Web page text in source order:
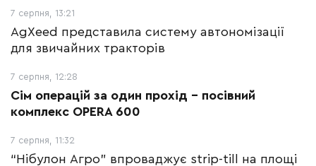
7 серпня, 13:21
AgXeed представила систему автономізації
для звичайних тракторів
7 серпня, 12:28
Сім операцій за один прохід – посівний
комплекс OPERA 600
7 серпня, 11:32
“Нібулон Агро” впроваджує strip-till на площі